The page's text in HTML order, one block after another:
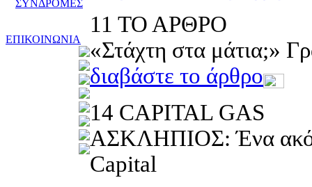
ΣΥΝΔΡΟΜΕΣ
ΕΠΙΚΟΙΝΩΝΙΑ
11 ΤΟ ΑΡΘΡΟ
«Στάχτη στα μάτια;»
διαβάστε το άρθρο
14 CAPITAL GAS
ΑΣΚΛΗΠΙΟΣ: Ένα
Capital